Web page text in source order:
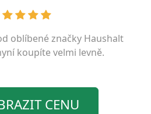
oblíbené značky Haushalt
koupíte velmi levně.
CENU